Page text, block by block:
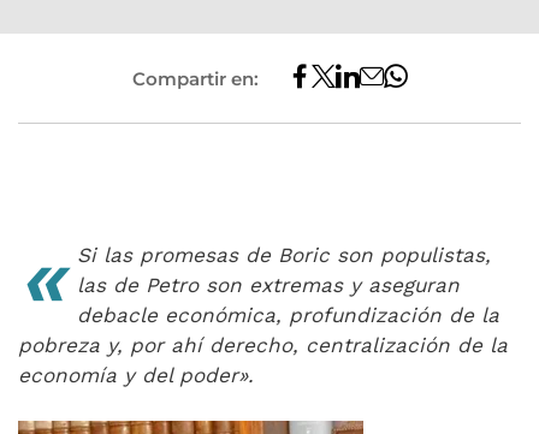
Compartir en:
« Si las promesas de Boric son populistas,
las de Petro son extremas y aseguran
debacle económica, profundización de la
pobreza y, por ahí derecho, centralización de la
economía y del poder».